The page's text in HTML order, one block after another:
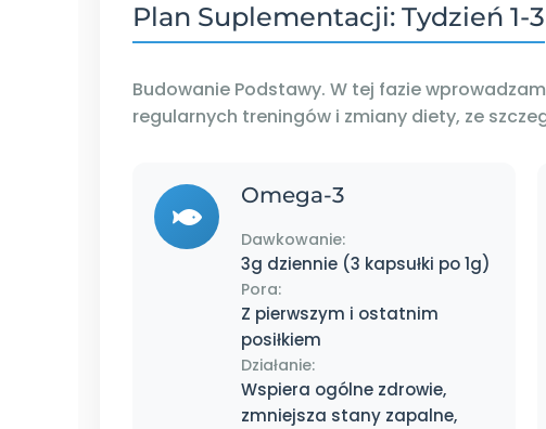
Plan Suplementacji: Tydzień 1-3
Budowanie Podstawy. W tej fazie
regularnych treningów i zmiany diety, ze
Omega-3
Dawkowanie:
3g dziennie (3 kapsułki po 1g)
Pora:
Z pierwszym i ostatnim
posiłkiem
Działanie:
Wspiera ogólne zdrowie,
zmniejsza stany zapalne,